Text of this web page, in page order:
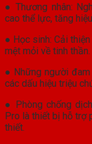
● Thương nhân:
cao thể lực, tăng
● Học sinh: Cải
mệt mỏi về tinh thần.
● Những người
các dấu hiệu triệu
● Phòng chống
Pro là thiết bị hỗ trợ
thiết.